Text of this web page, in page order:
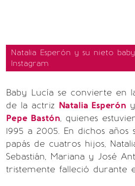
Natalia Esperón y su nieto
Instagram
Baby Lucía se convierte en
de la actriz Natalia Esperón
Pepe Bastón, quienes
1995 a 2005. En dichos
papás de cuatros hijos,
Sebastián, Mariana y José
tristemente falleció durante